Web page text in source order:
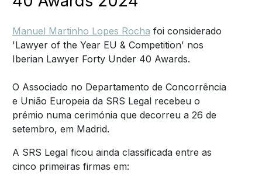
Manuel Martinho Lopes Rocha foi considerado
'Lawyer of the Year EU & Competition' nos
Iberian Lawyer Forty Under 40 Awards.
O Associado no Departamento de Concorrência
e União Europeia da SRS Legal recebeu o
prémio numa cerimónia que decorreu a 26 de
setembro, em Madrid.
A SRS Legal ficou ainda classificada entre as
cinco primeiras firmas em: